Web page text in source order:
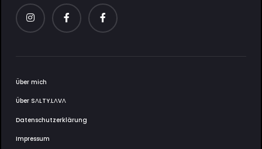
Über mich
Über SΛLTY.LΛVΛ
Datenschutzerklärung
Impressum